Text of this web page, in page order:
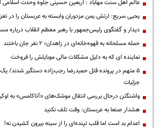
عالم اهل سنت مهاباد : اربعین حسینی جلوه وحدت
یحیی سریع: ارتش یمن مزدوران وابسته به عربستان را در
دیدار و گفتگوی رئیس‌جمهور با رهبر معظم انقلاب درباره
حمله مسلحانه به قهوه‌خانه‌ای در زاهدان؛ ۲ نفر جان باختند
نماینده ای که به دلیل مشکلات مالی موبایلش را فروخت
۵ متهم در پرونده قتل حمیدرضا رجب‌زاده دستگیر شدند/
جزئیات
واشنگتن درحال بررسی انتقال موشک‌های «آتاکامس» به
هشدار صنعا به عربستان: وقت تلف نکنید
اعدام بد است اما قلب تپنده‌ای را از سینه بیرون کشیدن نه!